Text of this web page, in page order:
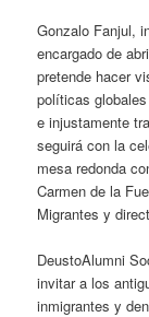
Gonzalo Fanjul,
encargado de
pretende hacer
políticas
e injustamente
seguirá con la
mesa redonda
Carmen de la
Migrantes y
DeustoAlumni
invitar a los
inmigrantes y